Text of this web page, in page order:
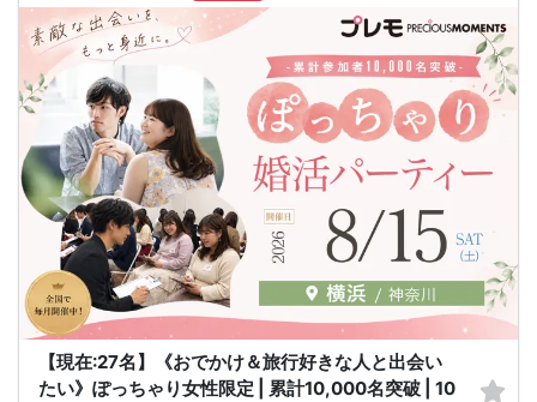
比率が偏る場合もございます。必ず追加ご注文制度になります。全員と話せない
場合もございます。
メニュー複数多数ございます。個々選択及びお食事料金がメニューにより違うた
め別途追加料金制度に致します。
比率は調整されていません。少人数になります。 最低遂行人数２対２ 中止の場
合には１時間前にお知らせになります。
当日お申し込みが多数のため比率や人数は様々になる場合もございます。場合に
よって全員とお話ができない場合もございます。
ご返金などは致しておりません。ご理解の上ご参加をお願い致します。比率や人
数など開示しておりません。
【現在:27名】《おでかけ＆旅行好きな人と出会い
たい》ぽっちゃり女性限定 | 累計10,000名突破 | 10